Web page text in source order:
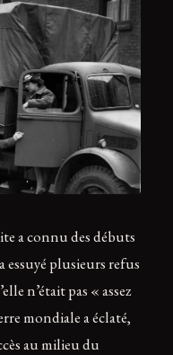
a connu des débuts
essuyé plusieurs refus
n’était pas « assez
mondiale a éclaté,
au milieu du